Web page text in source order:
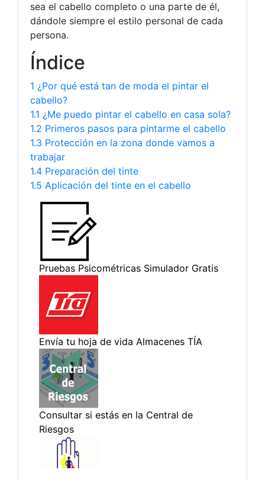
sea el cabello completo o una parte de él,
dándole siempre el estilo personal de cada
persona.
Índice
1 ¿Por qué está tan de moda el pintar el
cabello?
1.1 ¿Me puedo pintar el cabello en casa sola?
1.2 Primeros pasos para pintarme el cabello
1.3 Protección en la zona donde vamos a
trabajar
1.4 Preparación del tinte
1.5 Aplicación del tinte en el cabello